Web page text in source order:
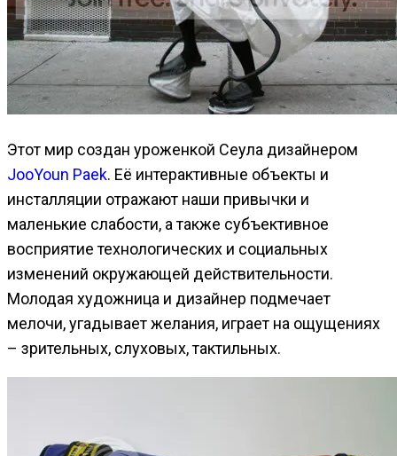
Этот мир создан уроженкой Сеула дизайнером
JooYoun Paek. Её интерактивные объекты и
инсталляции отражают наши привычки и
маленькие слабости, а также субъективное
восприятие технологических и социальных
изменений окружающей действительности.
Молодая художница и дизайнер подмечает
мелочи, угадывает желания, играет на ощущениях
– зрительных, слуховых, тактильных.